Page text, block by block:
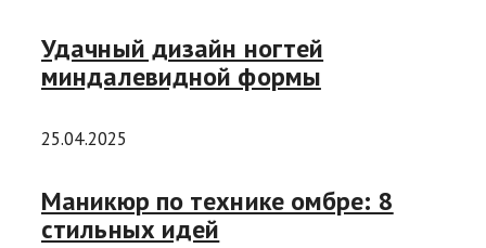
Удачный дизайн ногтей
миндалевидной формы
25.04.2025
Маникюр по технике омбре: 8
стильных идей